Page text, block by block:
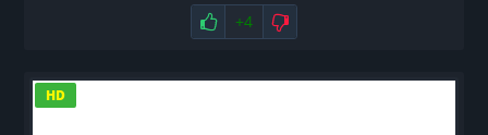
Нравится
+4 Не нравится
HD